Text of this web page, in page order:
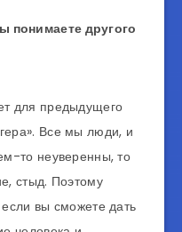
понимаете другого
для предыдущего
Все мы люди, и
то неуверенны, то
стыд. Поэтому
вы сможете дать